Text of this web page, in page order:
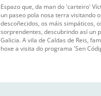
Espazo que, da man do 'carteiro'
un paseo pola nosa terra visitando
descoñecidos, os máis simpáticos,
sorprendentes, descubrindo así un
Galicia. A vila de Caldas de Reis,
hoxe a visita do programa 'Sen